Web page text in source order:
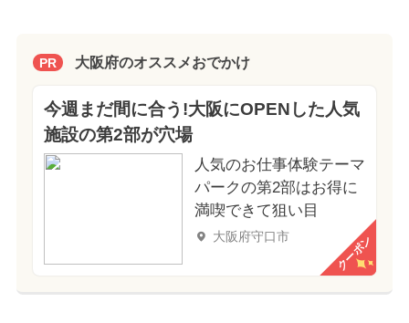
PR 大阪府のオススメおでかけ
今週まだ間に合う!大阪にOPENした人気
施設の第2部が穴場
人気のお仕事体験テーマ
パークの第2部はお得に
満喫できて狙い目
大阪府守口市 クーポン